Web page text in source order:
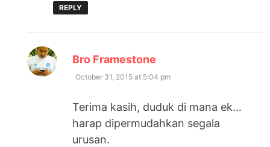
REPLY
Bro Framestone
October 31, 2015 at 5:04 pm
Terima kasih, duduk di mana ek…
harap dipermudahkan segala
urusan.